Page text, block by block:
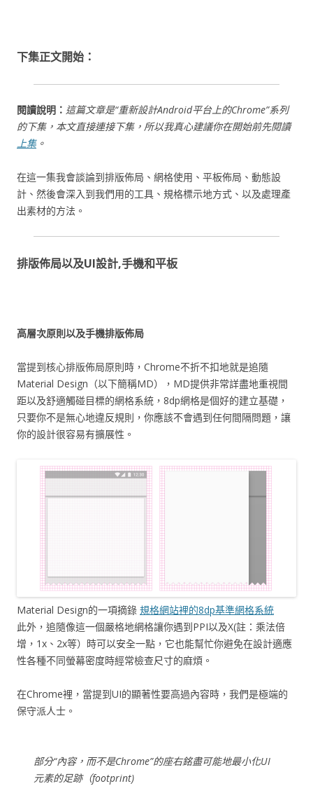
下集正文開始：
閱讀說明： 這篇文章是“重新設計Android平台上的Chrome”系列
的下集，本文直接連接下集，所以我真心建議你在開始前先閱讀
上集。
在這一集我會談論到排版佈局、網格使用、平板佈局、動態設
計、然後會深入到我們用的工具、規格標示地方式、以及處理產
出素材的方法。
排版佈局以及UI設計,手機和平板
高層次原則以及手機排版佈局
當提到核心排版佈局原則時，Chrome不折不扣地就是追隨
Material Design（以下簡稱MD），MD提供非常詳盡地重視間
距以及舒適觸碰目標的網格系統，8dp網格是個好的建立基礎，
只要你不是無心地違反規則，你應該不會遇到任何間隔問題，讓
你的設計很容易有擴展性。
Material Design的一項摘錄 規格網站裡的8dp基準網格系統
此外，追隨像這一個嚴格地網格讓你遇到PPI以及X(註：乘法倍
增，1x、2x等）時可以安全一點，它也能幫忙你避免在設計適應
性各種不同螢幕密度時經常檢查尺寸的麻煩。
在Chrome裡，當提到UI的顯著性要高過內容時，我們是極端的
保守派人士。
部分“內容，而不是Chrome”的座右銘盡可能地最小化UI
元素的足跡（footprint)